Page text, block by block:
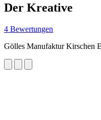
Der Kreative
4 Bewertungen
Gölles Manufaktur Kirschen